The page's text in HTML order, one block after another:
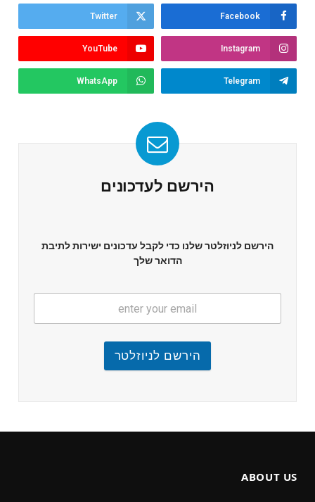
Facebook
Twitter
Instagram
YouTube
Telegram
WhatsApp
הירשם לעדכונים
הירשם לניוזלטר שלנו כדי לקבל עדכונים ישירות לתיבת
הדואר שלך
הירשם לניוזלטר
ABOUT US